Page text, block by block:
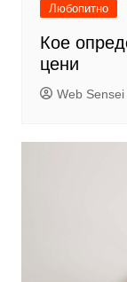
Любопитно
Кое
цени
Web Sensei